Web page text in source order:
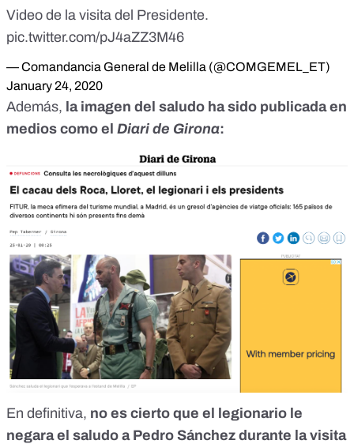
Video de la visita del Presidente.
pic.twitter.com/pJ4aZZ3M46
— Comandancia General de Melilla (@COMGEMEL_ET)
January 24, 2020
Además, la imagen del saludo ha sido publicada en
medios como el Diari de Girona:
En definitiva, no es cierto que el legionario le
negara el saludo a Pedro Sánchez durante la visita